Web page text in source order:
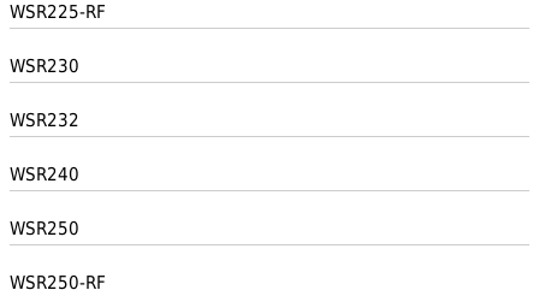
WSR225-RF
WSR230
WSR232
WSR240
WSR250
WSR250-RF